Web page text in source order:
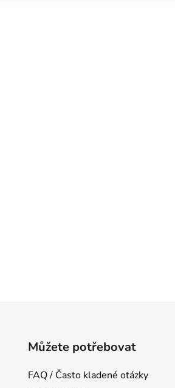
Můžete potřebovat
FAQ / Často kladené otázky